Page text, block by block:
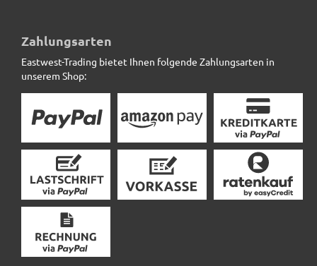
betongrau
45,90 € *
Zahlungsarten
Eastwest-Trading bietet Ihnen folgende Zahlungsarten in
unserem Shop: